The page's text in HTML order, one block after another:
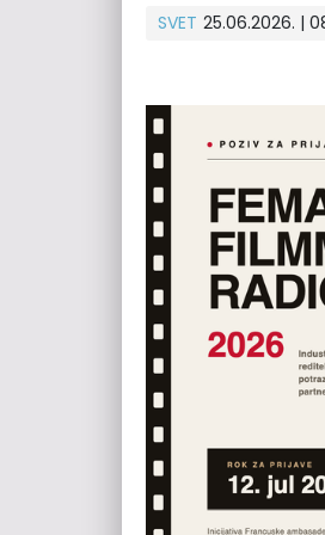
SVET 25.06.2026. |